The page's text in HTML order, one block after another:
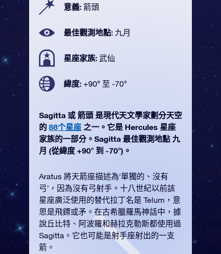
意義: 箭頭
最佳觀測地點: 九月
星座家族: 武仙
緯度: +90° 至 -70°
Sagitta 或 箭頭 是現代天文學家劃分天空
的 88个星座 之一。它是 Hercules 星座
家族的一部分。Sagitta 最佳觀測地點 九
月 (從緯度 +90° 到 -70°)。
Aratus 將天箭座描述為‘單獨的、沒有
弓’，因為沒有弓射手。十八世紀以前該
星座廣泛使用的替代拉丁名是 Telum，意
思是飛鏢或矛。在古希臘羅馬神話中，據
說丘比特、阿波羅和赫拉克勒斯都使用過
Sagitta。它也可能是射手座射出的一支
箭。